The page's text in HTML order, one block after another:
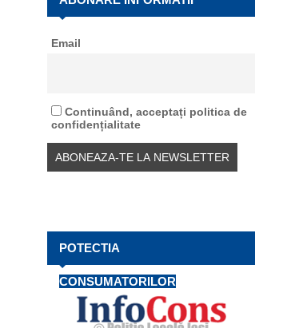
A
H
Email
Continuând, acceptați politica de
confidențialitate
POTECTIA
CONSUMATORILOR